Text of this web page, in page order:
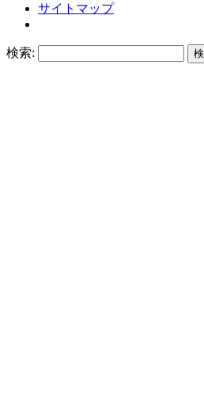
サイトマップ
検索: